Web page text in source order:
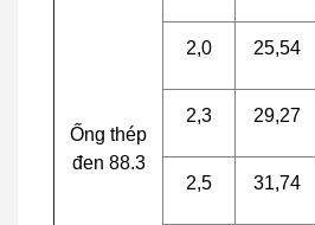
Ống thép
đen 88.3
2,0 25,54
2,3 29,27
2,5 31,74